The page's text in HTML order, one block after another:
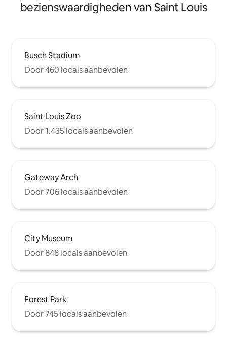
bezienswaardigheden van Saint Louis
Busch Stadium
Door 460 locals aanbevolen
Saint Louis Zoo
Door 1.435 locals aanbevolen
Gateway Arch
Door 706 locals aanbevolen
City Museum
Door 848 locals aanbevolen
Forest Park
Door 745 locals aanbevolen